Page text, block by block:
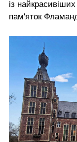
із
пам'яток